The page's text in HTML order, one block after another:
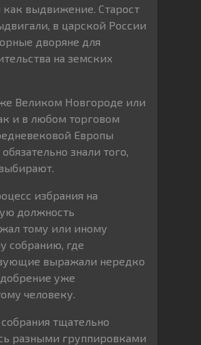
выдвижение. Старост
в царской России
дворяне для
на земских
Великом Новгороде или
и в любом торговом
Европы
знали того,
избрания на
должность
тому или иному
собранию, где
выражали нередко
уже
человеку.
тщательно
разными группировками